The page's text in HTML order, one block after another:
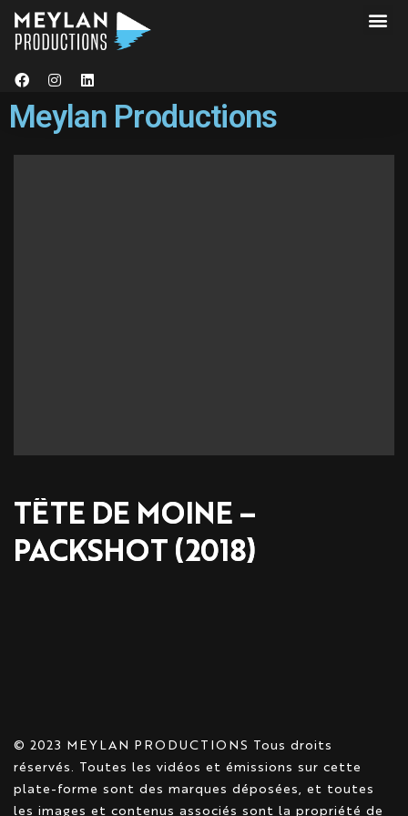
Meylan Productions
TÊTE DE MOINE –
PACKSHOT (2018)
© 2023 MEYLAN PRODUCTIONS Tous droits
réservés. Toutes les vidéos et émissions sur cette
plate-forme sont des marques déposées, et toutes
les images et contenus associés sont la propriété de